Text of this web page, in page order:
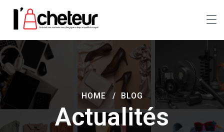
Actualités
HOME BLOG